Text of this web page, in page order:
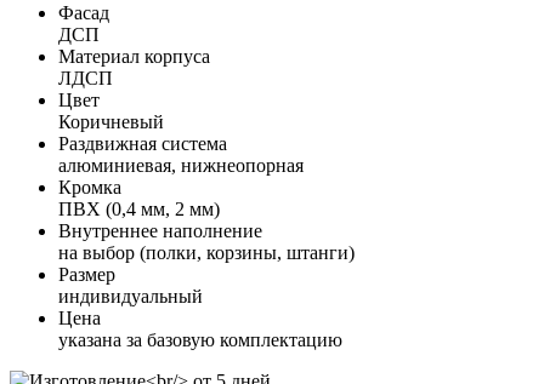
Фасад
ДСП
Материал корпуса
ЛДСП
Цвет
Коричневый
Раздвижная система
алюминиевая, нижнеопорная
Кромка
ПВХ (0,4 мм, 2 мм)
Внутреннее наполнение
на выбор (полки, корзины, штанги)
Размер
индивидуальный
Цена
указана за базовую комплектацию